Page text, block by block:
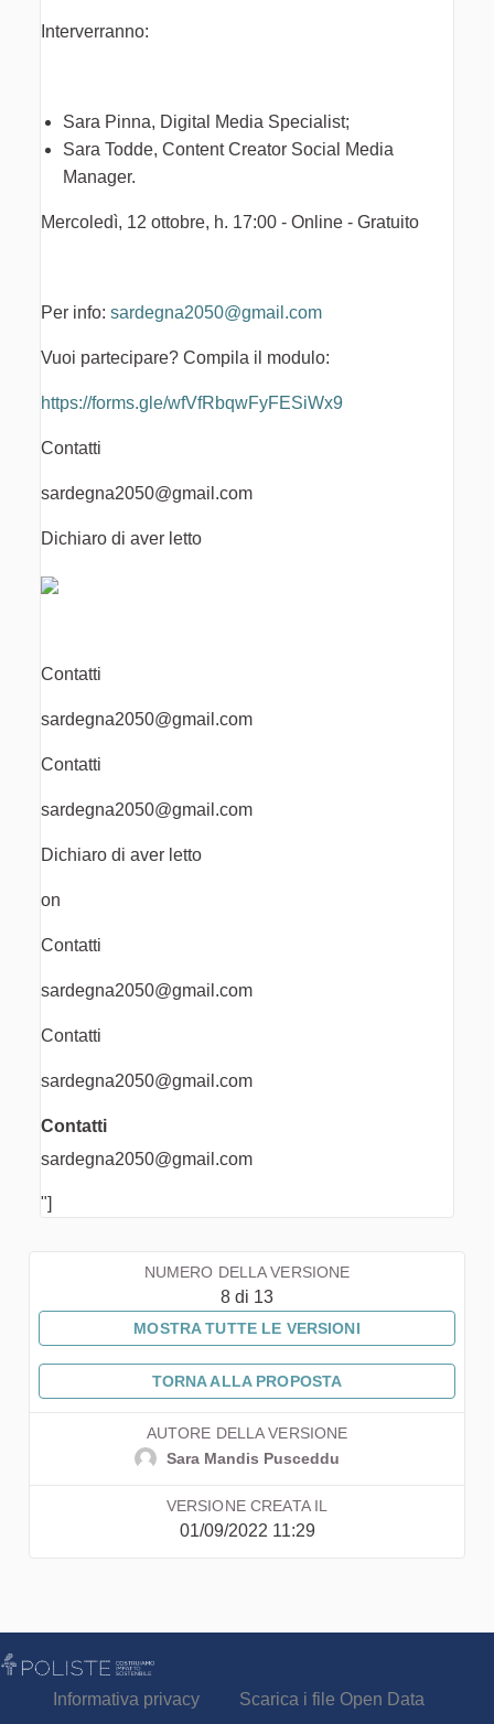
Interverranno:
Sara Pinna, Digital Media Specialist;
Sara Todde, Content Creator Social Media
Manager.
Mercoledì, 12 ottobre, h. 17:00 - Online - Gratuito
Per info: sardegna2050@gmail.com
Vuoi partecipare? Compila il modulo:
https://forms.gle/wfVfRbqwFyFESiWx9
Contatti
sardegna2050@gmail.com
Dichiaro di aver letto
Contatti
sardegna2050@gmail.com
Contatti
sardegna2050@gmail.com
Dichiaro di aver letto
on
Contatti
sardegna2050@gmail.com
Contatti
sardegna2050@gmail.com
Contatti
sardegna2050@gmail.com
"]
NUMERO DELLA VERSIONE
8 di 13
MOSTRA TUTTE LE VERSIONI
TORNA ALLA PROPOSTA
AUTORE DELLA VERSIONE
Sara Mandis Pusceddu
VERSIONE CREATA IL
01/09/2022 11:29
Informativa privacy Scarica i file Open Data